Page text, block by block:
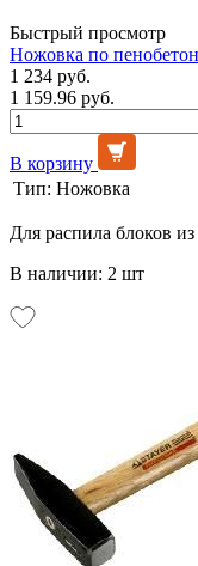
Быстрый просмотр
Ножовка по
1 234 руб.
1 159.96 руб.
В корзину
Тип: Ножовка
Для распила блоков
В наличии: 2 шт